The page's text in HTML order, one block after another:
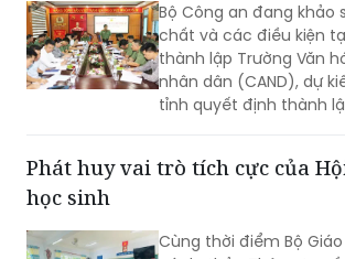
dịch nguồn nhân lực
phát triển khoa học,
mới sáng tạo của đất
Bộ Công an khảo sát về thành
Văn hóa Công an nhân dân tại
Bộ Công an đang khảo
chất và các điều kiện
nhân dân (CAND), dự
tỉnh quyết định thành
Phát huy vai trò tích cực của